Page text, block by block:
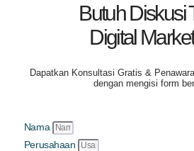
Butuh Diskusi
Digital
Dapatkan Konsultasi Gratis &
dengan mengisi form
Nama
Perusahaan